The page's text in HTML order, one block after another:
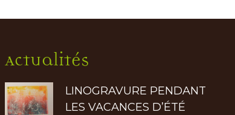
Actualités
LINOGRAVURE PENDANT
LES VACANCES D’ÉTÉ